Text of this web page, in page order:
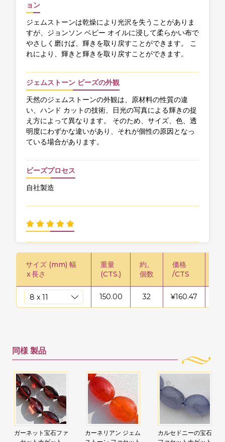
ョン
ジェムストーンは乾燥により光沢を失うことがありま
すが、ジョンソン ベビー オイルに浸して柔らかい布で
やさしく磨けば、輝きを取り戻すことができます。 こ
れにより、輝きと輝きを取り戻すことができます。
ジェムストーン ビーズの外観
天然のジェムストーンの外観は、原材料の性質の違
い、ハンド カットの技術、日光の写真による輝きの捉
え方によって異なります。 そのため、サイズ、色、透
明度にわずかな違いがあり、それが個性の原因となっ
ている場合があります。
ビーズプロセス
自社製造
サイズ (mm) 幅
x長さ
重量
(CTS.)
約。
個数
価格
/CTS
150.00 32 ¥160.47
同様 製品
ガーネット宝石ファ
カーネリアン ジェム
カルセドニーの宝石